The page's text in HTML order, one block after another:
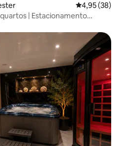
Classificação
4,95 (38)
| Estacionamento